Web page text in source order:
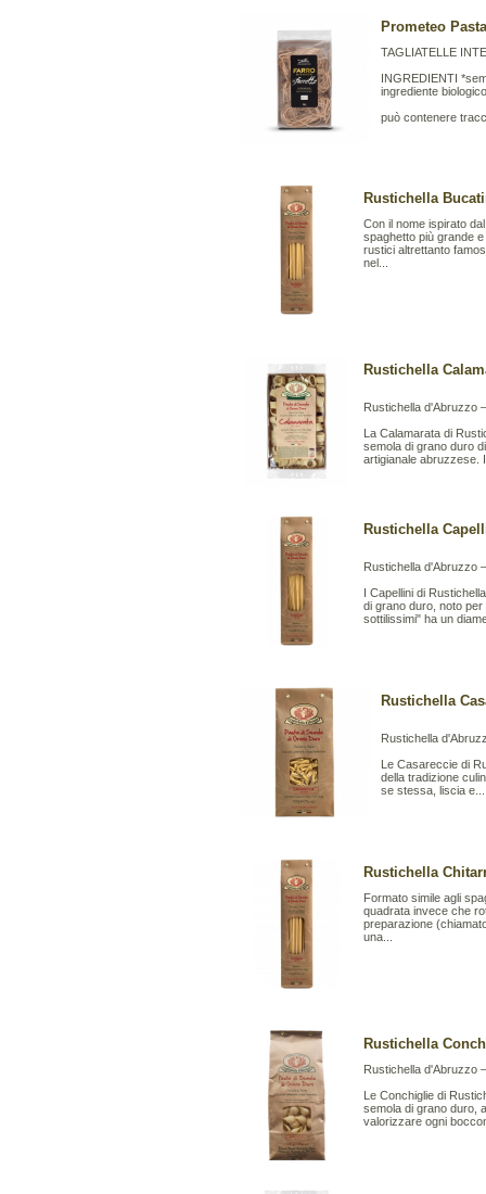
Prometeo
TAGLIATELLE
INGREDIENTI
ingrediente biologico
può contenere
Rustichella
Con il nome ispirato
spaghetto più grande
rustici altrettanto
nel...
Rustichella
Rustichella d'Abruzzo
La Calamarata di
semola di grano duro
artigianale abruzzese.
Rustichella
Rustichella d'Abruzzo
I Capellini di
di grano duro, noto
sottilissimi" ha un
Rustichella
Rustichella
Le Casareccie di
della tradizione
se stessa, liscia e...
Rustichella
Formato simile agli
quadrata invece che
preparazione
una...
Rustichella
Rustichella d'Abruzzo
Le Conchiglie di
semola di grano duro,
valorizzare ogni